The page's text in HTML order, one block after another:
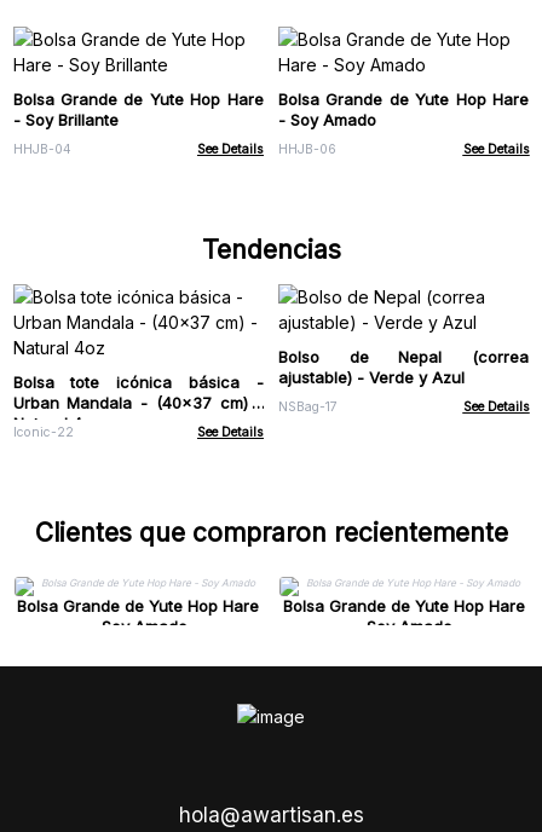
Bolsa Grande de Yute Hop Hare
- Soy Brillante
HHJB-04 See Details
Bolsa Grande de Yute Hop Hare
- Soy Amado
HHJB-06 See Details
Tendencias
Bolsa tote icónica básica -
Urban Mandala - (40x37 cm) -
Natural 4oz
Iconic-22 See Details
Bolso de Nepal (correa
ajustable) - Verde y Azul
NSBag-17 See Details
Clientes que compraron recientemente
Bolsa Grande de Yute Hop Hare
- Soy Amado
Bolsa Grande de Yute Hop Hare
- Soy Amado
hola@awartisan.es